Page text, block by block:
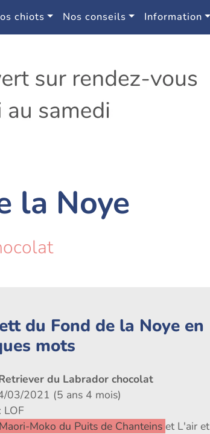
chiots Nos conseils Information
la Noye
du Fond de la Noye en
mots
du Labrador chocolat
03/2021 (5 ans 4 mois)
LOF
Maori-Moko du Puits de Chanteins et L'air et